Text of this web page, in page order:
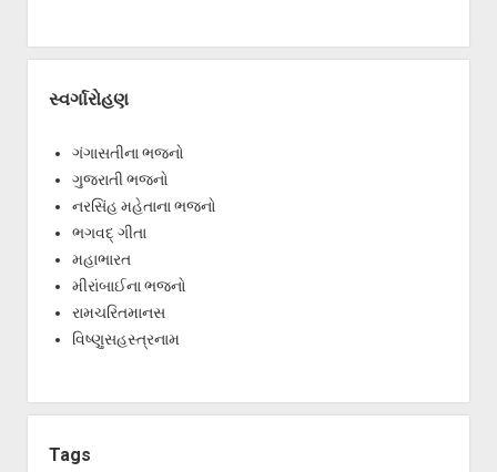
સ્વર્ગારોહણ
ગંગાસતીના ભજનો
ગુજરાતી ભજનો
નરસિંહ મહેતાના ભજનો
ભગવદ્ ગીતા
મહાભારત
મીરાંબાઈના ભજનો
રામચરિતમાનસ
વિષ્ણુસહસ્ત્રનામ
Tags